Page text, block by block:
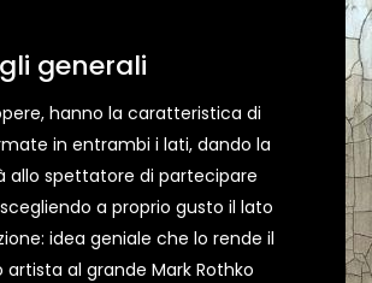
generali
hanno la caratteristica di
in entrambi i lati, dando la
allo spettatore di partecipare
a proprio gusto il lato
idea geniale che lo rende il
artista al grande Mark Rothko